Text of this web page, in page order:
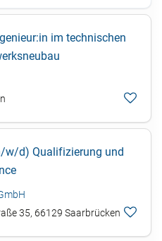
im technischen
w/d) Qualifizierung und
35, 66129 Saarbrücken